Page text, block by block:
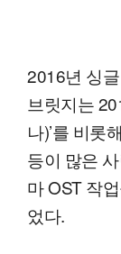
2016년 싱
브릿지는
나)’를 비롯
등이 많은
마 OST 작
었다.